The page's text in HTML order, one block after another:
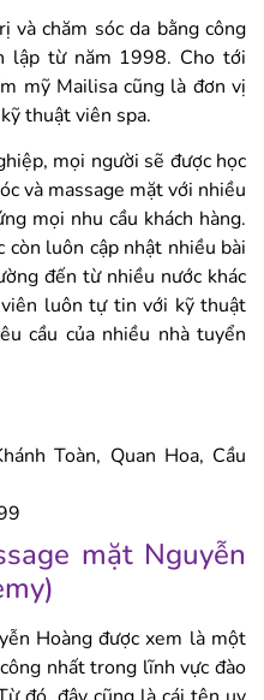
chăm sóc da bằng công
lập từ năm 1998. Cho tới
mỹ Mailisa cũng là đơn vị
thuật viên spa.
mọi người sẽ được học
và massage mặt với nhiều
mọi nhu cầu khách hàng.
còn luôn cập nhật nhiều bài
đến từ nhiều nước khác
luôn tự tin với kỹ thuật
cầu của nhiều nhà tuyển
Toàn, Quan Hoa, Cầu
mặt Nguyễn
Hoàng được xem là một
nhất trong lĩnh vực đào